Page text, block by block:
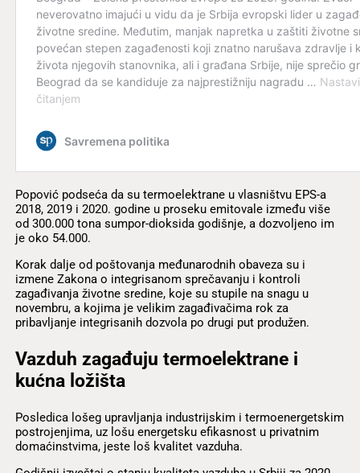
Popović podseća da su termoelektrane u vlasništvu EPS-a
2018, 2019 i 2020. godine u proseku emitovale između više
od 300.000 tona sumpor-dioksida godišnje, a dozvoljeno im
je oko 54.000.
Korak dalje od poštovanja međunarodnih obaveza su i
izmene Zakona o integrisanom sprečavanju i kontroli
zagađivanja životne sredine, koje su stupile na snagu u
novembru, a kojima je velikim zagađivačima rok za
pribavljanje integrisanih dozvola po drugi put produžen.
Vazduh zagađuju termoelektrane i
kućna ložišta
Posledica lošeg upravljanja industrijskim i termoenergetskim
postrojenjima, uz lošu energetsku efikasnost u privatnim
domaćinstvima, jeste loš kvalitet vazduha.